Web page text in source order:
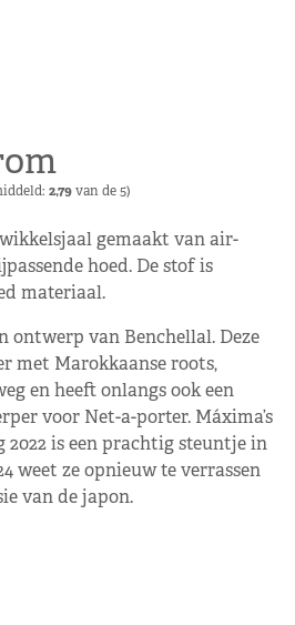
2,79van de 5)
gemaakt van air-
hoed. De stof is
materiaal.
ontwerp van Benchellal. Deze
met Marokkaanse roots,
en heeft onlangs ook een
voor Net-a-porter. Máxima’s
is een prachtig steuntje in
weet ze opnieuw te verrassen
van de japon.